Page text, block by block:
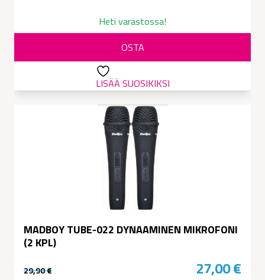
249,99 €.
238,00 €.
Heti varastossa!
OSTA
LISÄÄ SUOSIKIKSI
MADBOY TUBE-022 DYNAAMINEN MIKROFONI
(2 KPL)
29,90€ 27,00€